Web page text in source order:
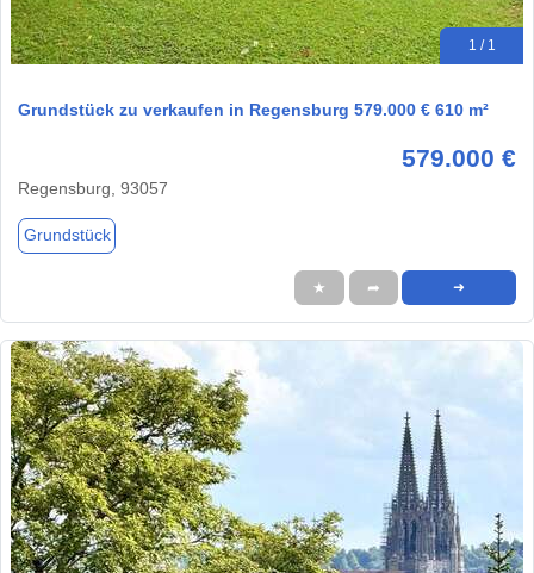
1 / 1
Grundstück zu verkaufen in Regensburg 579.000 € 610 m²
579.000 €
Regensburg, 93057
Grundstück
★ ➦ ➜